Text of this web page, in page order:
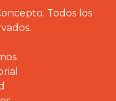
Todos los